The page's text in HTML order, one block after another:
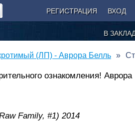
РЕГИСТРАЦИЯ ВХОД
В
(ЛП) - Аврора Белль
ознакомления! Аврора
Family, #1) 2014